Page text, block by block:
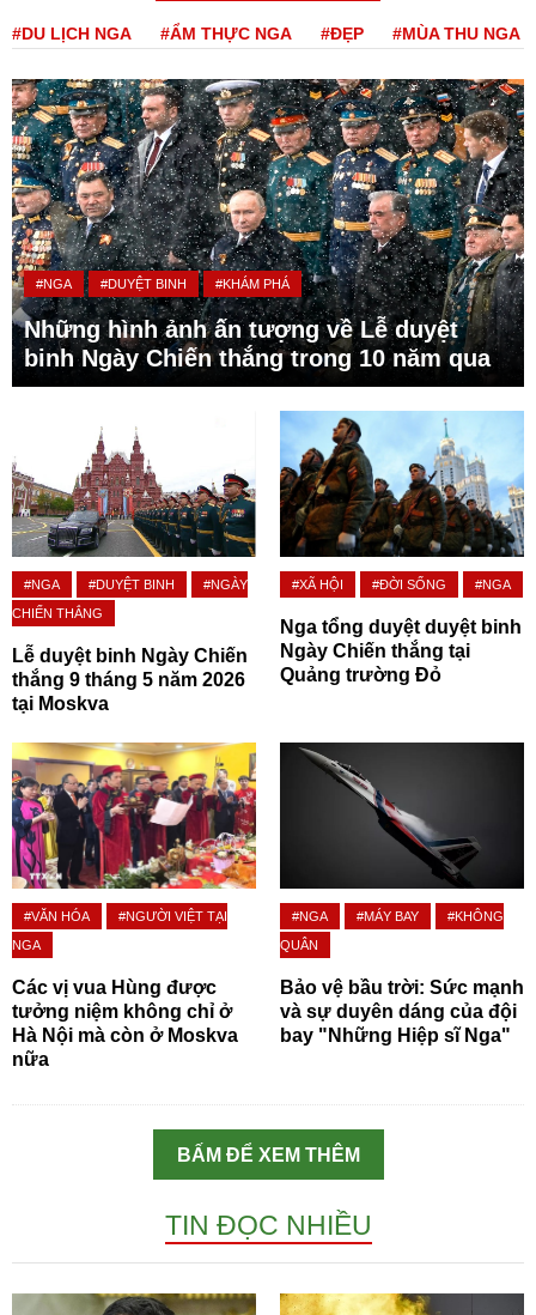
#DU LỊCH NGA #ẨM THỰC NGA #ĐẸP #MÙA THU NGA
#NGA #DUYỆT BINH #KHÁM PHÁ
Những hình ảnh ấn tượng về Lễ duyệt
binh Ngày Chiến thắng trong 10 năm qua
#NGA #DUYỆT BINH
#NGÀY
CHIẾN THẮNG
Lễ duyệt binh Ngày Chiến
thắng 9 tháng 5 năm 2026
tại Moskva
#XÃ HỘI #ĐỜI SỐNG #NGA
Nga tổng duyệt duyệt binh
Ngày Chiến thắng tại
Quảng trường Đỏ
#VĂN HÓA
#NGƯỜI VIỆT TẠI
NGA
Các vị vua Hùng được
tưởng niệm không chỉ ở
Hà Nội mà còn ở Moskva
nữa
#NGA #MÁY BAY
#KHÔNG
QUÂN
Bảo vệ bầu trời: Sức mạnh
và sự duyên dáng của đội
bay "Những Hiệp sĩ Nga"
BẤM ĐỂ XEM THÊM
TIN ĐỌC NHIỀU